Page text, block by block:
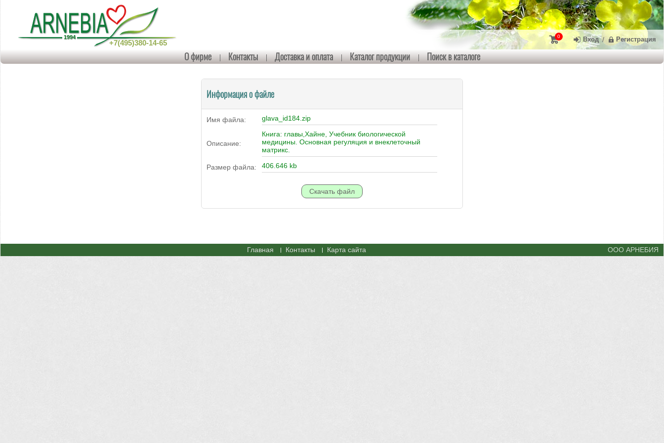
+7(495)380-14-65
О фирме Контакты Доставка и оплата Каталог продукции Поиск в каталоге
0 Вход / Регистрация
Информация о файле
Имя файла: glava_id184.zip
Описание:
Книга: главы,Хайне, Учебник биологической
медицины. Основная регуляция и внеклеточный
матрикс.
Размер файла: 406.646 kb
Главная Контакты Карта сайта ООО АРНЕБИЯ